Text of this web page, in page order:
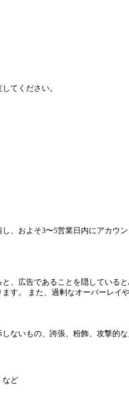
てください。
、およそ3〜5営業日内にアカウ
、広告であることを隠している
す。 また、過剰なオーバーレイ
ないもの、誇張、粉飾、攻撃的
など